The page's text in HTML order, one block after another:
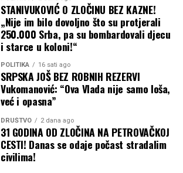
STANIVUKOVIĆ O ZLOČINU BEZ KAZNE!
„Nije im bilo dovoljno što su protjerali
250.000 Srba, pa su bombardovali djecu
i starce u koloni!“
POLITIKA 16 sati ago
SRPSKA JOŠ BEZ ROBNIH REZERVI
Vukomanović: “Ova Vlada nije samo loša,
već i opasna”
DRUŠTVO 2 dana ago
31 GODINA OD ZLOČINA NA PETROVAČKOJ
CESTI! Danas se odaje počast stradalim
civilima!